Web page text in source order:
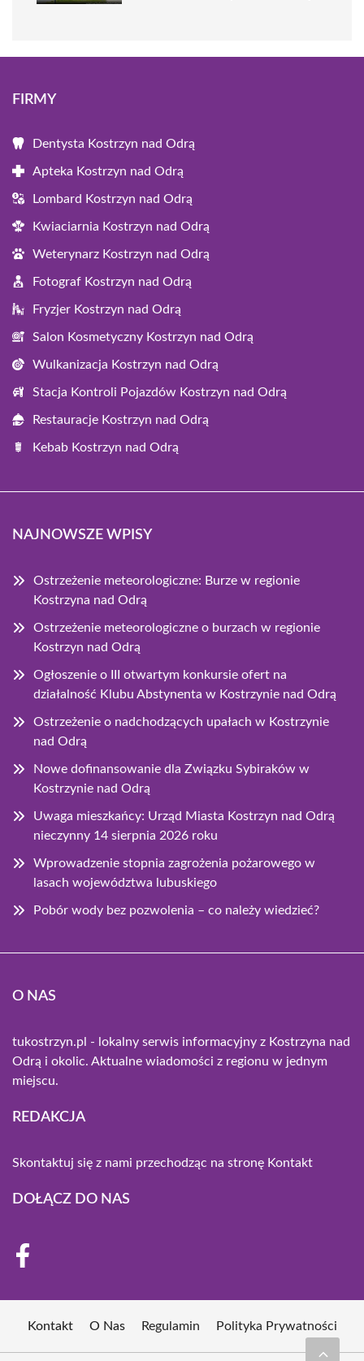
FIRMY
Dentysta Kostrzyn nad Odrą
Apteka Kostrzyn nad Odrą
Lombard Kostrzyn nad Odrą
Kwiaciarnia Kostrzyn nad Odrą
Weterynarz Kostrzyn nad Odrą
Fotograf Kostrzyn nad Odrą
Fryzjer Kostrzyn nad Odrą
Salon Kosmetyczny Kostrzyn nad Odrą
Wulkanizacja Kostrzyn nad Odrą
Stacja Kontroli Pojazdów Kostrzyn nad Odrą
Restauracje Kostrzyn nad Odrą
Kebab Kostrzyn nad Odrą
NAJNOWSZE WPISY
Ostrzeżenie meteorologiczne: Burze w regionie
Kostrzyna nad Odrą
Ostrzeżenie meteorologiczne o burzach w regionie
Kostrzyn nad Odrą
Ogłoszenie o III otwartym konkursie ofert na
działalność Klubu Abstynenta w Kostrzynie nad Odrą
Ostrzeżenie o nadchodzących upałach w Kostrzynie
nad Odrą
Nowe dofinansowanie dla Związku Sybiraków w
Kostrzynie nad Odrą
Uwaga mieszkańcy: Urząd Miasta Kostrzyn nad Odrą
nieczynny 14 sierpnia 2026 roku
Wprowadzenie stopnia zagrożenia pożarowego w
lasach województwa lubuskiego
Pobór wody bez pozwolenia – co należy wiedzieć?
O NAS
tukostrzyn.pl - lokalny serwis informacyjny z Kostrzyna nad
Odrą i okolic. Aktualne wiadomości z regionu w jednym
miejscu.
REDAKCJA
Skontaktuj się z nami przechodząc na stronę Kontakt
DOŁĄCZ DO NAS
Kontakt O Nas Regulamin Polityka Prywatności